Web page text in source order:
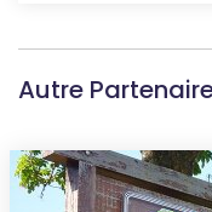
Autre